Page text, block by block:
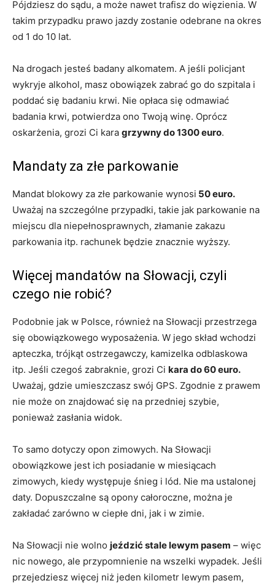
Pójdziesz do sądu, a może nawet trafisz do więzienia. W
takim przypadku prawo jazdy zostanie odebrane na okres
od 1 do 10 lat.
Na drogach jesteś badany alkomatem. A jeśli policjant
wykryje alkohol, masz obowiązek zabrać go do szpitala i
poddać się badaniu krwi. Nie opłaca się odmawiać
badania krwi, potwierdza ono Twoją winę. Oprócz
oskarżenia, grozi Ci kara grzywny do 1300 euro.
Mandaty za złe parkowanie
Mandat blokowy za złe parkowanie wynosi 50 euro.
Uważaj na szczególne przypadki, takie jak parkowanie na
miejscu dla niepełnosprawnych, złamanie zakazu
parkowania itp. rachunek będzie znacznie wyższy.
Więcej mandatów na Słowacji, czyli
czego nie robić?
Podobnie jak w Polsce, również na Słowacji przestrzega
się obowiązkowego wyposażenia. W jego skład wchodzi
apteczka, trójkąt ostrzegawczy, kamizelka odblaskowa
itp. Jeśli czegoś zabraknie, grozi Ci kara do 60 euro.
Uważaj, gdzie umieszczasz swój GPS. Zgodnie z prawem
nie może on znajdować się na przedniej szybie,
ponieważ zasłania widok.
To samo dotyczy opon zimowych. Na Słowacji
obowiązkowe jest ich posiadanie w miesiącach
zimowych, kiedy występuje śnieg i lód. Nie ma ustalonej
daty. Dopuszczalne są opony całoroczne, można je
zakładać zarówno w ciepłe dni, jak i w zimie.
Na Słowacji nie wolno jeździć stale lewym pasem – więc
nic nowego, ale przypomnienie na wszelki wypadek. Jeśli
przejedziesz więcej niż jeden kilometr lewym pasem,